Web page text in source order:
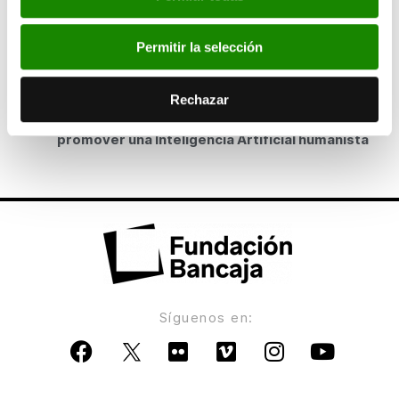
Permitir la selección
Rechazar
ANTERIOR
Étnor organiza su próximo Seminario de Ética
promover una Inteligencia Artificial humanista
diversidad en España y en Europa
Síguenos en: